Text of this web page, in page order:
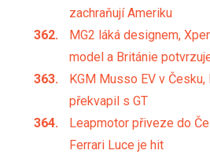
zachraňují Ameriku
MG2 láká designem,
model a Británie
KGM Musso EV v Česku,
překvapil s GT
Leapmotor přiveze do
Ferrari Luce je hit